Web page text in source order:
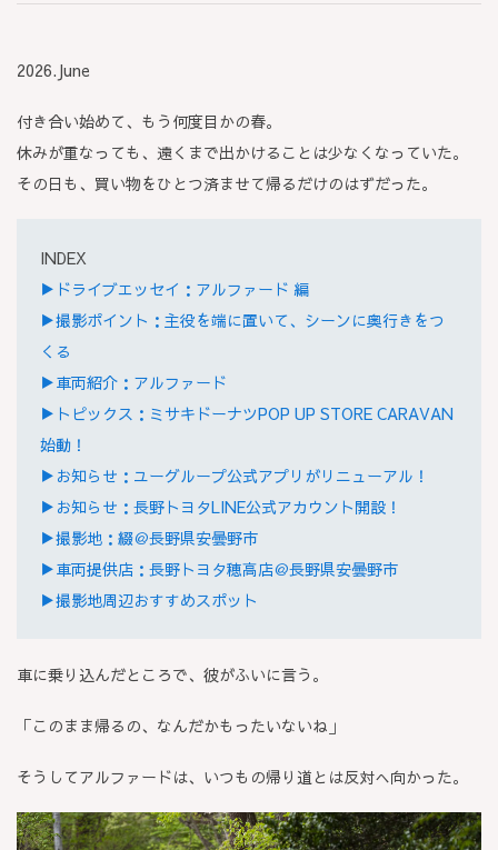
2026.June
付き合い始めて、もう何度目かの春。
休みが重なっても、遠くまで出かけることは少なくなっていた。
その日も、買い物をひとつ済ませて帰るだけのはずだった。
INDEX
▶ドライブエッセイ：アルファード 編
▶撮影ポイント：主役を端に置いて、シーンに奥行きをつ
くる
▶車両紹介：アルファード
▶トピックス：ミサキドーナツPOP UP STORE CARAVAN
始動！
▶お知らせ：ユーグループ公式アプリがリニューアル！
▶お知らせ：長野トヨタLINE公式アカウント開設！
▶撮影地：綴＠長野県安曇野市
▶車両提供店：長野トヨタ穂高店＠長野県安曇野市
▶撮影地周辺おすすめスポット
車に乗り込んだところで、彼がふいに言う。
「このまま帰るの、なんだかもったいないね」
そうしてアルファードは、いつもの帰り道とは反対へ向かった。